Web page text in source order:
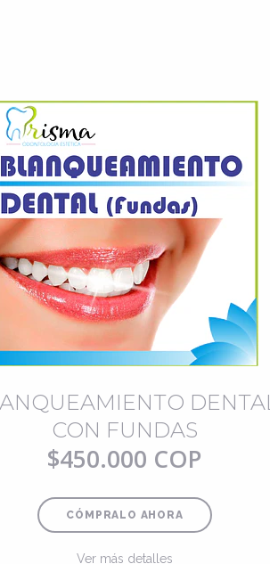
DENTAL
CON FUNDAS
$450.000 COP
CÓMPRALO AHORA
Ver más detalles